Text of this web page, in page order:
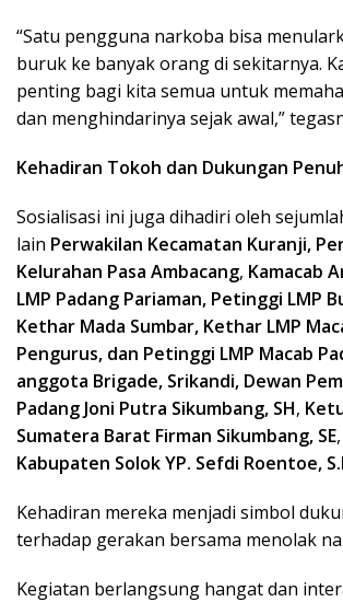
“Satu pengguna narkoba bisa
buruk ke banyak orang di sekitarnya.
penting bagi kita semua untuk
dan menghindarinya sejak awal,”
Kehadiran Tokoh dan Dukungan
Sosialisasi ini juga dihadiri oleh
lain Perwakilan Kecamatan Kuranji,
Kelurahan Pasa Ambacang, Kamacab
LMP Padang Pariaman, Petinggi LMP
Kethar Mada Sumbar, Kethar LMP
Pengurus, dan Petinggi LMP Macab
anggota Brigade, Srikandi, Dewan
Padang Joni Putra Sikumbang, SH,
Sumatera Barat Firman Sikumbang, SE
Kabupaten Solok YP. Sefdi Roentoe,
Kehadiran mereka menjadi simbol
terhadap gerakan bersama menolak
Kegiatan berlangsung hangat dan